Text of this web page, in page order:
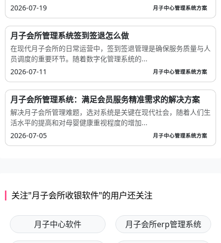
2026-07-19
月子中心管理系统方案
月子会所管理系统签到签退怎么做
在现代月子会所的日常运营中，签到签退管理是确保服务质量与人
员调度的重要环节。随着数字化管理系统的...
2026-07-11
月子中心管理系统方案
月子会所管理系统：满足会员服务精准需求的解决方案
解决月子会所管理难题，选对系统是关键在现代社会，随着人们生
活水平的提高和对母婴健康重视程度的增加...
2026-07-05
月子中心管理系统方案
关注"月子会所收银软件"的用户还关注
月子中心软件 月子会所erp管理系统